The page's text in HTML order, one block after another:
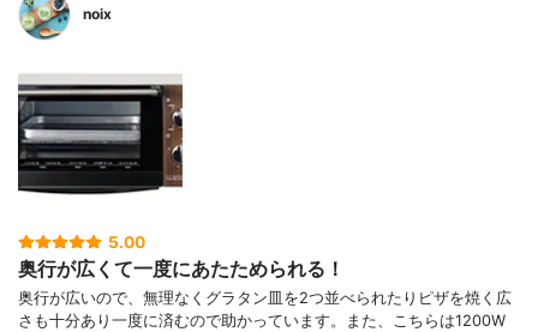
noix
5.00
奥行が広くて一度にあたためられる！
奥行が広いので、無理なくグラタン皿を2つ並べられたりピザを焼く広
さも十分あり一度に済むので助かっています。また、こちらは1200W